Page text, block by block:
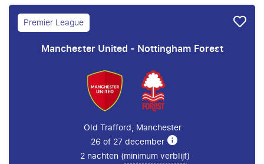
Premier League
Manchester United - Nottingham Forest
Old Trafford, Manchester
26 of 27 december
2 nachten (minimum verblijf)